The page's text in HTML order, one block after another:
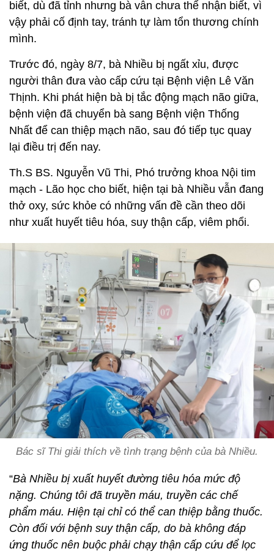
biết, dù đã tỉnh nhưng bà vẫn chưa thể nhận biết, vì
vậy phải cố định tay, tránh tự làm tổn thương chính
mình.
Trước đó, ngày 8/7, bà Nhiều bị ngất xỉu, được
người thân đưa vào cấp cứu tại Bệnh viện Lê Văn
Thịnh. Khi phát hiện bà bị tắc động mạch não giữa,
bệnh viện đã chuyển bà sang Bệnh viện Thống
Nhất để can thiệp mạch não, sau đó tiếp tục quay
lại điều trị đến nay.
Th.S BS. Nguyễn Vũ Thi, Phó trưởng khoa Nội tim
mạch - Lão học cho biết, hiện tại bà Nhiều vẫn đang
thở oxy, sức khỏe có những vấn đề cần theo dõi
như xuất huyết tiêu hóa, suy thận cấp, viêm phổi.
Bác sĩ Thi giải thích về tình trạng bệnh của bà Nhiều.
“Bà Nhiều bị xuất huyết đường tiêu hóa mức độ
nặng. Chúng tôi đã truyền máu, truyền các chế
phẩm máu. Hiện tại chỉ có thể can thiệp bằng thuốc.
Còn đối với bệnh suy thận cấp, do bà không đáp
ứng thuốc nên buộc phải chạy thận cấp cứu để lọc